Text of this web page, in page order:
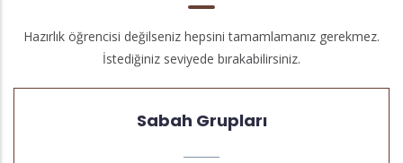
Hazırlık öğrencisi değilseniz hepsini tamamlamanız gerekmez.
İstediğiniz seviyede bırakabilirsiniz.
Sabah Grupları